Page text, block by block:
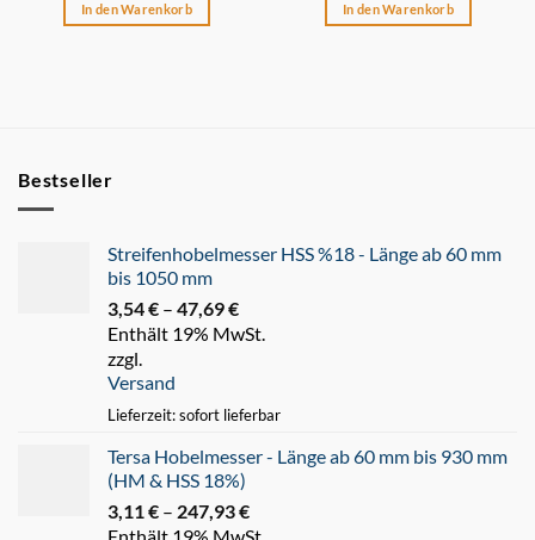
In den Warenkorb In den Warenkorb
Bestseller
Streifenhobelmesser HSS %18 - Länge ab 60 mm
bis 1050 mm
3,54€ – 47,69€
3,54 €
Enthält 19% MwSt.
zzgl.
Versand
Lieferzeit: sofort lieferbar
Tersa Hobelmesser - Länge ab 60 mm bis 930 mm
(HM & HSS 18%)
3,11€ – 247,93€